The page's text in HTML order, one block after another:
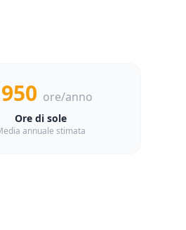
ore/anno
Ore di sole
annuale stimata